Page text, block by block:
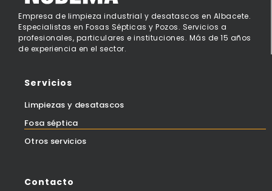
Empresa de limpieza industrial y desatascos en Albacete.
Especialistas en Fosas Sépticas y Pozos. Servicios a
profesionales, particulares e instituciones. Más de 15 años
de experiencia en el sector.
Servicios
Limpiezas y desatascos
Fosa séptica
Otros servicios
Contacto